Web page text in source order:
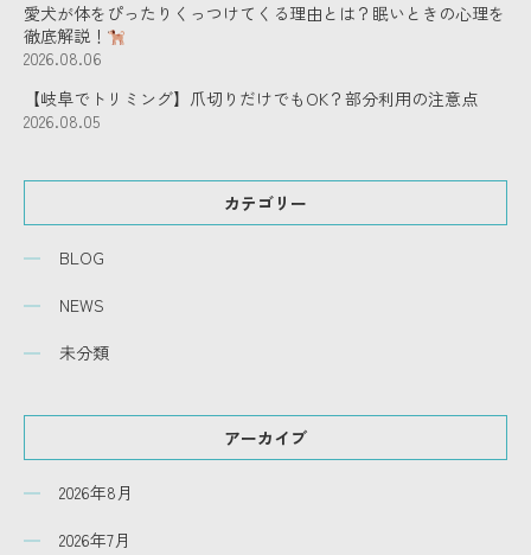
愛犬が体をぴったりくっつけてくる理由とは？眠いときの心理を
徹底解説！
2026.08.06
【岐阜でトリミング】爪切りだけでもOK？部分利用の注意点
2026.08.05
カテゴリー
BLOG
NEWS
未分類
アーカイブ
2026年8月
2026年7月